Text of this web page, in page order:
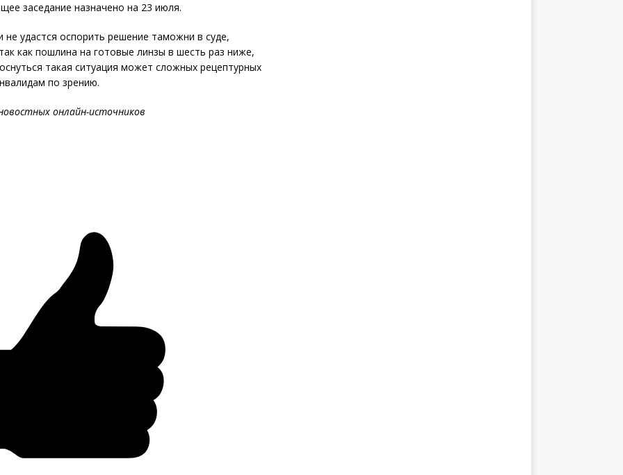
заседание назначено на 23 июля.
удастся оспорить решение таможни в суде,
как пошлина на готовые линзы в шесть раз ниже,
такая ситуация может сложных рецептурных
по зрению.
онлайн-источников